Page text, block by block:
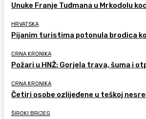
Unuke Franje Tuđmana u Mrkodolu
HRVATSKA
Pijanim turistima potonula brodica
CRNA KRONIKA
Požari u HNŽ: Gorjela trava, šuma i
CRNA KRONIKA
Četiri osobe ozlijeđene u teškoj
ŠIROKI BRIJEG